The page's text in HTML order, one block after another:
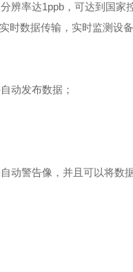
辨率达1ppb，可达到国家
时数据传输，实时监测设
动发布数据；
动警告像，并且可以将数